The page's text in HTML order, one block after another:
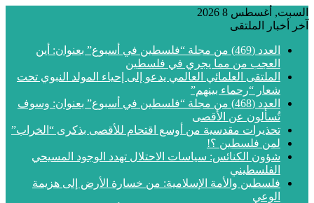
السبت, أغسطس 8 2026
آخر أخبار الملتقى
العدد (469) من مجلة “فلسطين في أسبوع” بعنوان: أين
العجب من مما يجري في فلسطين
الملتقى العلمائي العالمي يدعو إلى إحياء المولد النبوي تحت
شعار “رحماء بينهم”
العدد (468) من مجلة “فلسطين في أسبوع” بعنوان: وسوف
تُسألون عن الأقصى
تحذيرات مقدسية من أوسع اقتحام للأقصى بذكرى “الخراب”
لمن فلسطين ؟!
شؤون الكنائس: سياسات الاحتلال تهدد الوجود المسيحي
الفلسطيني
فلسطين والأمة الإسلامية: من خسارة الأرض إلى هزيمة
الوعي